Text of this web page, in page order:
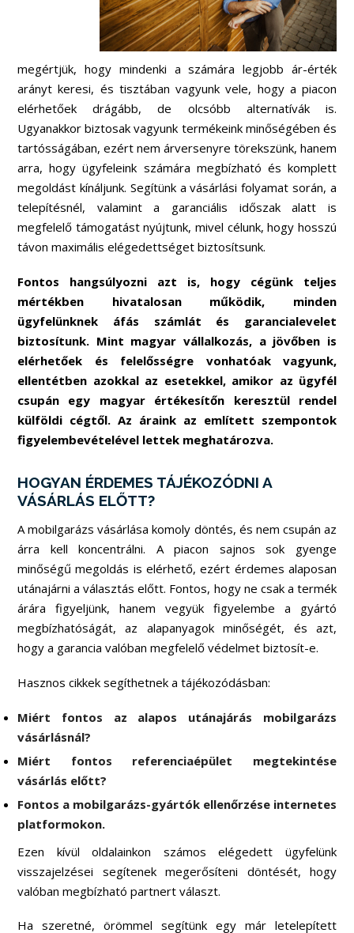
megértjük, hogy mindenki a számára legjobb ár-érték
arányt keresi, és tisztában vagyunk vele, hogy a piacon
elérhetőek drágább, de olcsóbb alternatívák is.
Ugyanakkor biztosak vagyunk termékeink minőségében és
tartósságában, ezért nem árversenyre törekszünk, hanem
arra, hogy ügyfeleink számára megbízható és komplett
megoldást kínáljunk. Segítünk a vásárlási folyamat során, a
telepítésnél, valamint a garanciális időszak alatt is
megfelelő támogatást nyújtunk, mivel célunk, hogy hosszú
távon maximális elégedettséget biztosítsunk.
Fontos hangsúlyozni azt is, hogy cégünk teljes
mértékben hivatalosan működik, minden
ügyfelünknek áfás számlát és garancialevelet
biztosítunk. Mint magyar vállalkozás, a jövőben is
elérhetőek és felelősségre vonhatóak vagyunk,
ellentétben azokkal az esetekkel, amikor az ügyfél
csupán egy magyar értékesítőn keresztül rendel
külföldi cégtől. Az áraink az említett szempontok
figyelembevételével lettek meghatározva.
HOGYAN ÉRDEMES TÁJÉKOZÓDNI A
VÁSÁRLÁS ELŐTT?
A mobilgarázs vásárlása komoly döntés, és nem csupán az
árra kell koncentrálni. A piacon sajnos sok gyenge
minőségű megoldás is elérhető, ezért érdemes alaposan
utánajárni a választás előtt. Fontos, hogy ne csak a termék
árára figyeljünk, hanem vegyük figyelembe a gyártó
megbízhatóságát, az alapanyagok minőségét, és azt,
hogy a garancia valóban megfelelő védelmet biztosít-e.
Hasznos cikkek segíthetnek a tájékozódásban:
Miért fontos az alapos utánajárás mobilgarázs
vásárlásnál?
Miért fontos referenciaépület megtekintése
vásárlás előtt?
Fontos a mobilgarázs-gyártók ellenőrzése internetes
platformokon.
Ezen kívül oldalainkon számos elégedett ügyfelünk
visszajelzései segítenek megerősíteni döntését, hogy
valóban megbízható partnert választ.
Ha szeretné, örömmel segítünk egy már letelepített